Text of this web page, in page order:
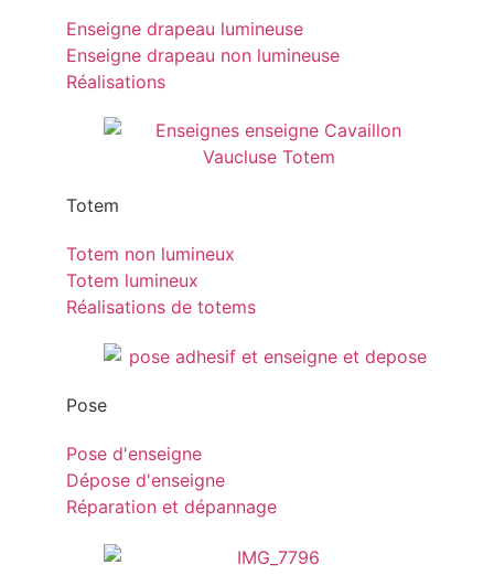
Enseigne drapeau lumineuse
Enseigne drapeau non lumineuse
Réalisations
Totem
Totem non lumineux
Totem lumineux
Réalisations de totems
Pose
Pose d'enseigne
Dépose d'enseigne
Réparation et dépannage